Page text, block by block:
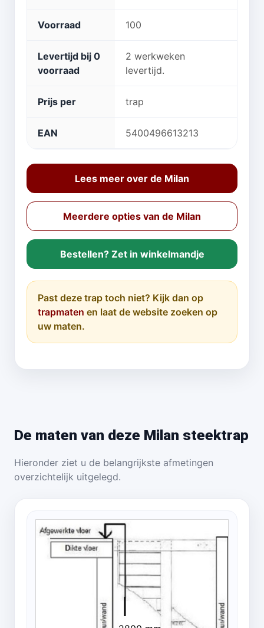
Voorraad 100
Levertijd bij 0
voorraad
2 werkweken
levertijd.
Prijs per trap
EAN 5400496613213
Lees meer over de Milan
Meerdere opties van de Milan
Bestellen? Zet in winkelmandje
Past deze trap toch niet? Kijk dan op
trapmaten en laat de website zoeken op
uw maten.
De maten van deze Milan steektrap
Hieronder ziet u de belangrijkste afmetingen
overzichtelijk uitgelegd.